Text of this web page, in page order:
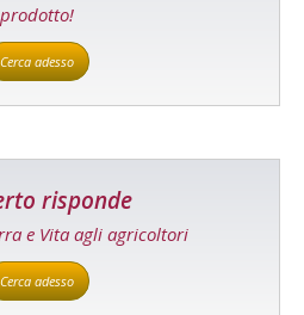
prodotto!
Cerca adesso
risponde
e Vita agli agricoltori
Cerca adesso